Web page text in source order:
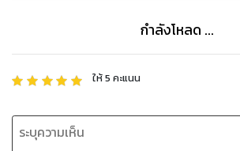
กำลังโหลด ...
ให้5 คะแนน